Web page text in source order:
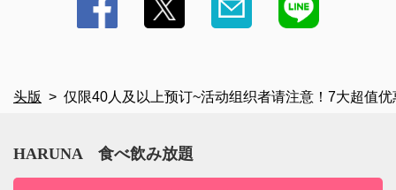
头版 仅限40人及以上预订~活动组织者请注意！7大超值
HARUNA 食べ飲み放題